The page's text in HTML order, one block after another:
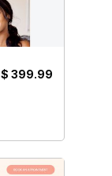
$ 399.99